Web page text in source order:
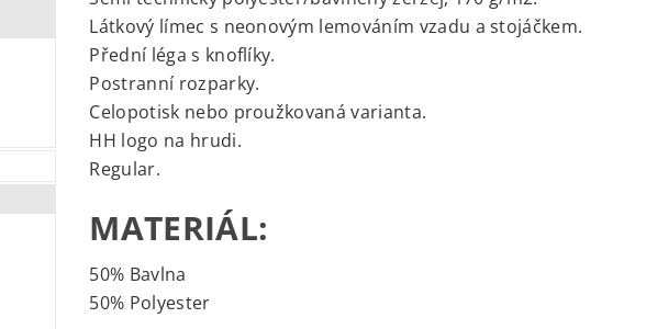
Látkový límec s neonovým lemováním vzadu a stojáčkem.
Přední léga s knoflíky.
Postranní rozparky.
Celopotisk nebo proužkovaná varianta.
HH logo na hrudi.
Regular.
MATERIÁL:
50% Bavlna
50% Polyester